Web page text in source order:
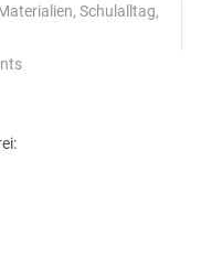
, Schulalltag,